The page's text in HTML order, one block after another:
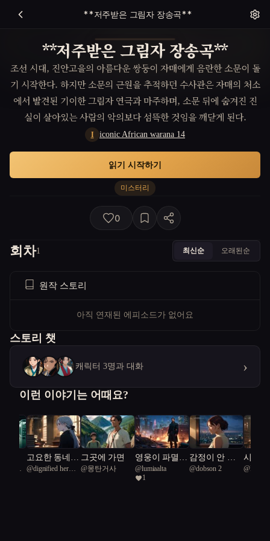
**저주받은 그림자 장송곡**
**저주받은 그림자 장송곡**
조선 시대, 진안고을의 아름다운 쌍둥이 자매에게 음란한 소문이 돌
기 시작한다. 하지만 소문의 근원을 추적하던 수사관은 자매의 처소
에서 발견된 기이한 그림자 연극과 마주하며, 소문 뒤에 숨겨진 진
실이 살아있는 사람의 악의보다 섬뜩한 것임을 깨닫게 된다.
I iconic African warana 14
미스터리
읽기 시작하기
0
회차1 최신순 오래된순
원작 스토리
아직 연재된 에피소드가 없어요
스토리 챗
캐릭터 3명과 대화 ›
이런 이야기는 어때요?
딸이
고요한 동네,
수수께끼 동아
@dignified hermit
그곳에 가면
@몽탄거사
영웅이 파멸을
만든다
@lumiaalta
1
감정이 안 들
리는 신입
@dobson 2
시간
병동
@